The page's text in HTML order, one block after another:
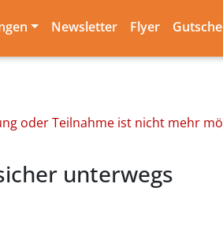
Newsletter Flyer
oder Teilnahme ist nicht mehr
unterwegs